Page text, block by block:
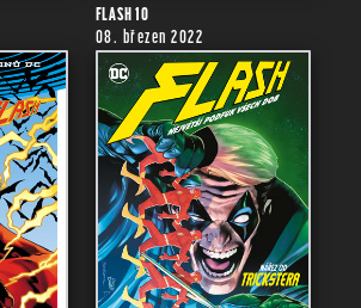
FLASH 10
08. březen 2022